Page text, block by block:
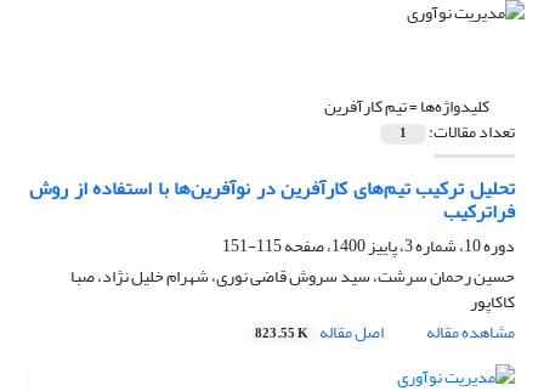
کلیدواژه‌ها =تیم کارآفرین
تعداد مقالات: 1
تحلیل ترکیب تیم‌های کارآفرین در نوآفرین‌ها با استفاده از روش
فراترکیب
دوره 10، شماره 3، پاییز 1400، صفحه
115-151
حسین رحمان سرشت، سید سروش قاضی نوری، شهرام خلیل نژاد، صبا
کاکاپور
مشاهده مقاله
اصل مقاله 823.55 K